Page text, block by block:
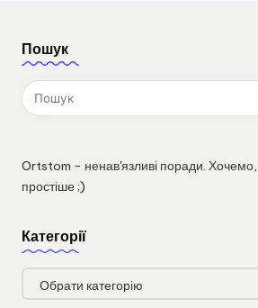
Пошук
Ortstom - ненав'язливі поради.
простіше ;)
Категорії
Категорії